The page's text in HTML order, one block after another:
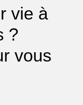
vie à
?
vous